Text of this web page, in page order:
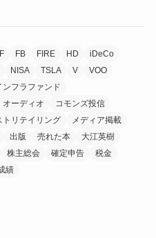
FB FIRE HD
iDeCo
NISA TSLA V
VOO
ンフラファンド
オーディオ
コモンズ投信
トリテイリング
メディア掲載
出版 売れた本
大江英樹
株主総会 確定申告
税金
績